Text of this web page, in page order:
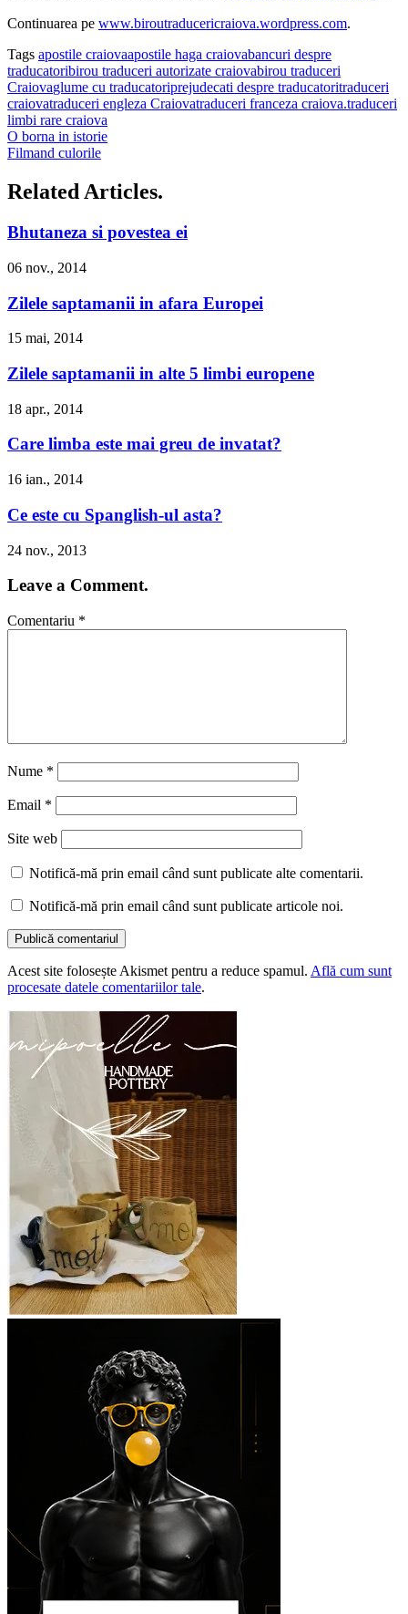
Continuarea pe www.biroutraducericraiova.wordpress.com.
Tags apostile craiovaapostile haga craiovabancuri despre
traducatoribirou traduceri autorizate craiovabirou traduceri
Craiovaglume cu traducatoriprejudecati despre traducatoritraduceri
craiovatraduceri engleza Craiovatraduceri franceza craiova.traduceri
limbi rare craiova
O borna in istorie
Filmand culorile
Related Articles.
Bhutaneza si povestea ei
06 nov., 2014
Zilele saptamanii in afara Europei
15 mai, 2014
Zilele saptamanii in alte 5 limbi europene
18 apr., 2014
Care limba este mai greu de invatat?
16 ian., 2014
Ce este cu Spanglish-ul asta?
24 nov., 2013
Leave a Comment.
Comentariu *
Nume *
Email *
Site web
Notifică-mă prin email când sunt publicate alte comentarii.
Notifică-mă prin email când sunt publicate articole noi.
Acest site folosește Akismet pentru a reduce spamul. Află cum sunt
procesate datele comentariilor tale.